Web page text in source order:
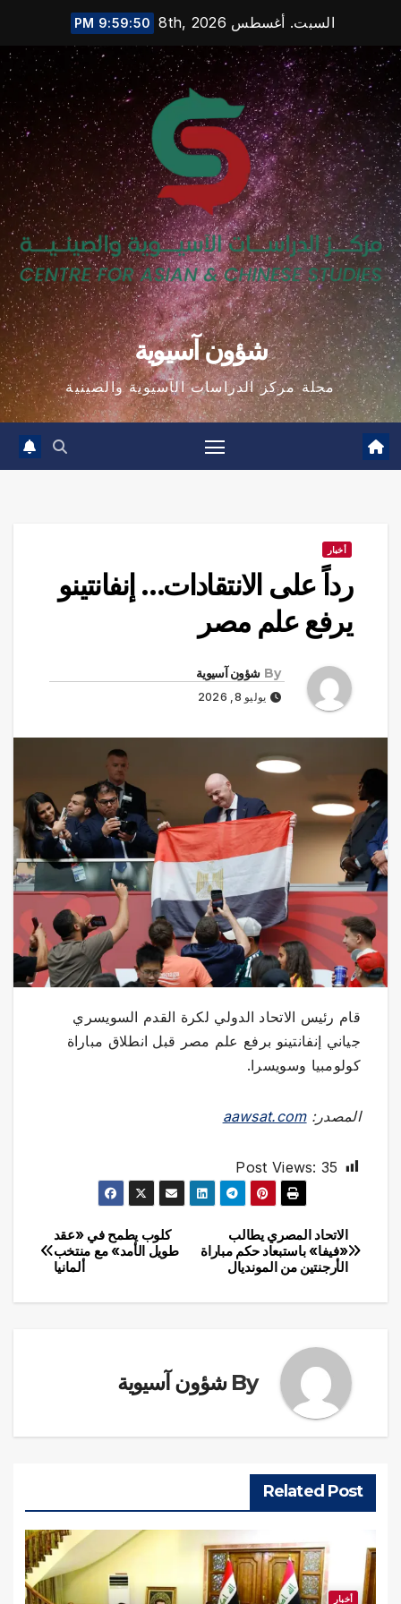
content
السبت. أغسطس 8th, 2026 9:59:50 PM
شؤون آسيوية
مجلة مركز الدراسات الآسيوية والصينية
أخبار
رداً على الانتقادات… إنفانتينو
يرفع علم مصر
By شؤون آسيوية
يوليو 8, 2026
قام رئيس الاتحاد الدولي لكرة القدم السويسري
جياني إنفانتينو برفع علم مصر قبل انطلاق مباراة
كولومبيا وسويسرا.
المصدر:aawsat.com
Post Views: 35
تصفّح
المقالات
كلوب يطمح في «عقد
طويل الأمد» مع منتخب
ألمانيا
الاتحاد المصري يطالب
«فيفا» باستبعاد حكم مباراة
الأرجنتين من المونديال
By شؤون آسيوية
Related Post
أخبار